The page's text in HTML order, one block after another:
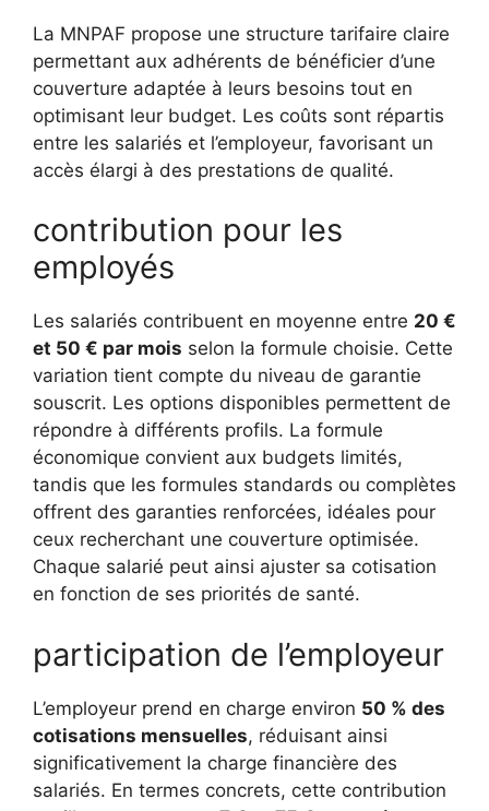
La MNPAF propose une structure tarifaire claire
permettant aux adhérents de bénéficier d’une
couverture adaptée à leurs besoins tout en
optimisant leur budget. Les coûts sont répartis
entre les salariés et l’employeur, favorisant un
accès élargi à des prestations de qualité.
contribution pour les
employés
Les salariés contribuent en moyenne entre 20 €
et 50 € par mois selon la formule choisie. Cette
variation tient compte du niveau de garantie
souscrit. Les options disponibles permettent de
répondre à différents profils. La formule
économique convient aux budgets limités,
tandis que les formules standards ou complètes
offrent des garanties renforcées, idéales pour
ceux recherchant une couverture optimisée.
Chaque salarié peut ainsi ajuster sa cotisation
en fonction de ses priorités de santé.
participation de l’employeur
L’employeur prend en charge environ 50 % des
cotisations mensuelles, réduisant ainsi
significativement la charge financière des
salariés. En termes concrets, cette contribution